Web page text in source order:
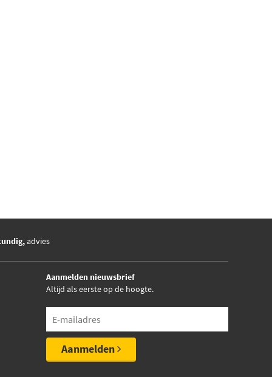
advies
Aanmelden nieuwsbrief
Altijd als eerste op de hoogte.
Aanmelden